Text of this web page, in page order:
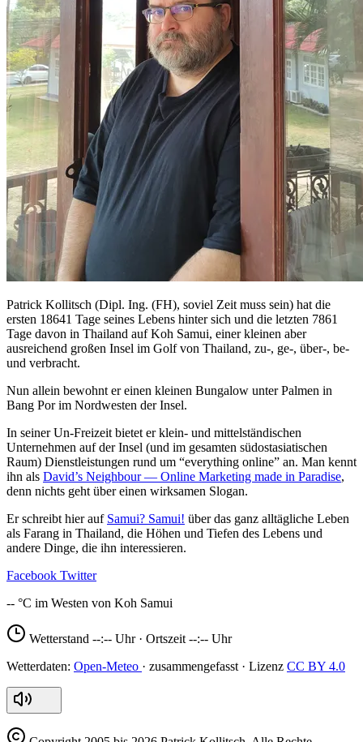
Patrick Kollitsch (Dipl. Ing. (FH), soviel Zeit muss sein) hat die
ersten 18641 Tage seines Lebens hinter sich und die letzten 7861
Tage davon in Thailand auf Koh Samui, einer kleinen aber
ausreichend großen Insel im Golf von Thailand, zu-, ge-, über-, be-
und verbracht.
Nun allein bewohnt er einen kleinen Bungalow unter Palmen in
Bang Por im Nordwesten der Insel.
In seiner Un-Freizeit bietet er klein- und mittelständischen
Unternehmen auf der Insel (und im gesamten südostasiatischen
Raum) Dienstleistungen rund um “everything online” an. Man kennt
ihn als David’s Neighbour — Online Marketing made in Paradise,
denn nichts geht über einen wirksamen Slogan.
Er schreibt hier auf Samui? Samui! über das ganz alltägliche Leben
als Farang in Thailand, die Höhen und Tiefen des Lebens und
andere Dinge, die ihn interessieren.
Facebook Twitter
--
Wetterstand --:-- Uhr · Ortszeit --:-- Uhr
Open-Meteo
CC BY 4.0